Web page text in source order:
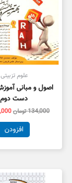
علوم تزبیتی
اصول و مبانی
دست دوم
134,000تومان
افزودن